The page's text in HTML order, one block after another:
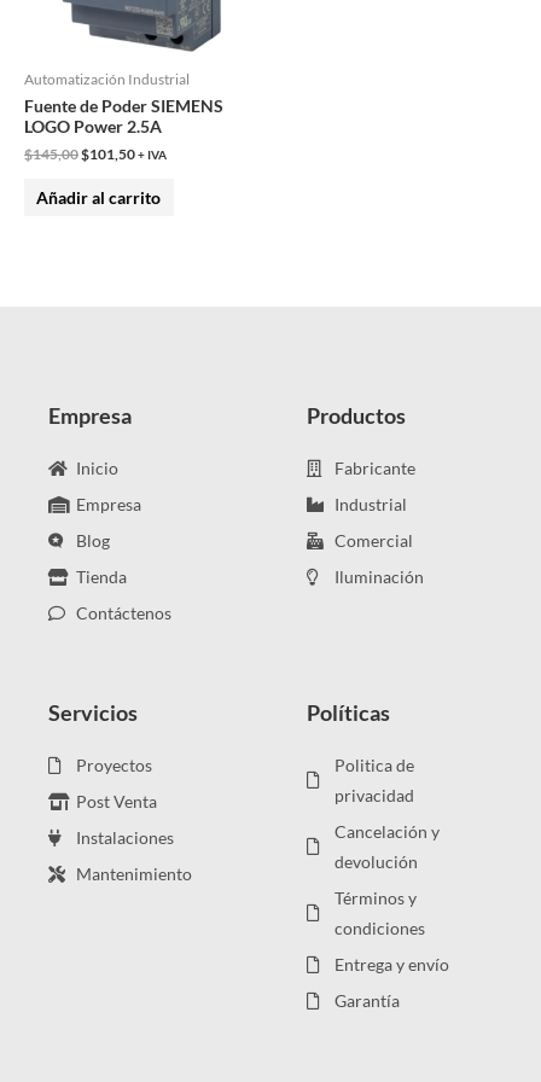
Automatización Industrial
Fuente de Poder SIEMENS
LOGO Power 2.5A
$145,00$101,50+ IVA
Añadir al carrito
Empresa
Inicio
Empresa
Blog
Tienda
Contáctenos
Productos
Fabricante
Industrial
Comercial
Iluminación
Servicios
Proyectos
Post Venta
Instalaciones
Mantenimiento
Políticas
Politica de
privacidad
Cancelación y
devolución
Términos y
condiciones
Entrega y envío
Garantía